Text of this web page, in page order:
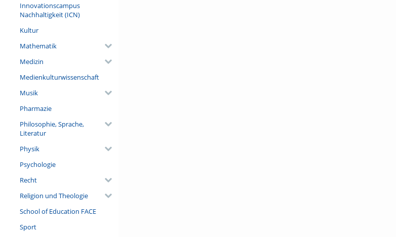
Innovationscampus
Nachhaltigkeit (ICN)
Kultur
Mathematik
Medizin
Medienkulturwissenschaft
Musik
Pharmazie
Philosophie, Sprache,
Literatur
Physik
Psychologie
Recht
Religion und Theologie
School of Education FACE
Sport